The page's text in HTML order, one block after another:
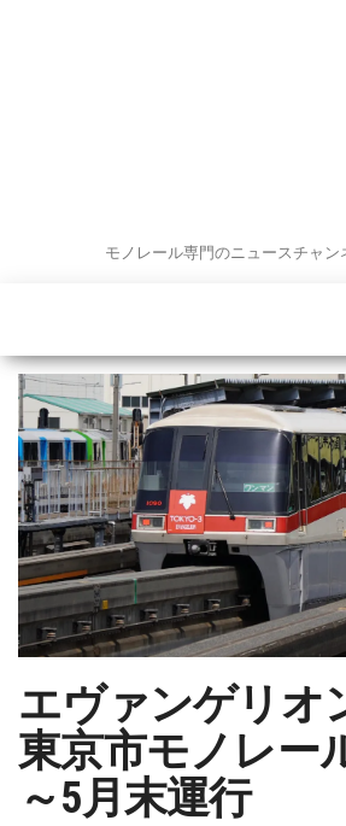
モノレール専門のニュースチャン
エヴァンゲリオ
東京市モノレー
～5月末運行